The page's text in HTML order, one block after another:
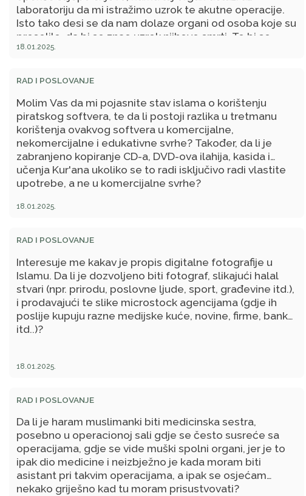
laboratoriju da mi istražimo uzrok te akutne operacije.
Isto tako desi se da nam dolaze organi od osoba koje su
preselile, da bi se znao uzrok njihove smrti. To bi se
nekako moglo izbjeći (istraživanje organa umrlih lica), jer
prijatelja da je moj posao haram. Ja se ne bih složila s
radimo je veoma važan radi utvrđivanja tačne dijagnoze
i prave terapije. Pošto završavam i farmaciju, da li mi je
halalnije da radim u apoteci ili na Patologiji.
Na Patologiji nemam nikako kontakta sa pacijentima,
dok se u apoteci susrećem svakodnevno sa
mušterijama.
18.01.2025.
RAD I POSLOVANJE
Molim Vas da mi pojasnite stav islama o korištenju
piratskog softvera, te da li postoji razlika u tretmanu
korištenja ovakvog softvera u komercijalne,
nekomercijalne i edukativne svrhe? Također, da li je
zabranjeno kopiranje CD-a, DVD-ova ilahija, kasida i
učenja Kur'ana ukoliko se to radi isključivo radi vlastite
upotrebe, a ne u komercijalne svrhe?
18.01.2025.
RAD I POSLOVANJE
Interesuje me kakav je propis digitalne fotografije u
Islamu. Da li je dozvoljeno biti fotograf, slikajući halal
stvari (npr. prirodu, poslovne ljude, sport, građevine itd.),
i prodavajući te slike microstock agencijama (gdje ih
poslije kupuju razne medijske kuće, novine, firme, banke
itd..)?
18.01.2025.
RAD I POSLOVANJE
Da li je haram muslimanki biti medicinska sestra,
posebno u operacionoj sali gdje se često susreće sa
operacijama, gdje se vide muški spolni organi, jer je to
ipak dio medicine i neizbježno je kada moram biti
asistant pri takvim operacijama, a ipak se osjećam
nekako griješno kad tu moram prisustvovati?